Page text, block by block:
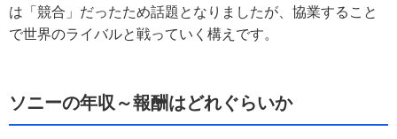
は「競合」だったため話題となりましたが、協業すること
で世界のライバルと戦っていく構えです。
ソニーの年収～報酬はどれぐらいか